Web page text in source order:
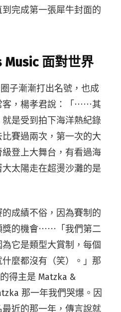
完成第一張犀牛封面的
Music 面對世界
子漸漸打出名號，也成
客，楊孝君說：「⋯⋯其
是受到拍下海洋熱紀錄
賽過兩次，第一次的大
登上大舞台，有看過海
太陽走在超燙沙灘的是
成績不俗，因為賽制的
獎的機會⋯⋯「我們第二
它是類型大賞制，每個
麼都沒有（笑）。」那
得主是 Matzka &
那一年我們哭爆。因
近的那一年，傳言說就